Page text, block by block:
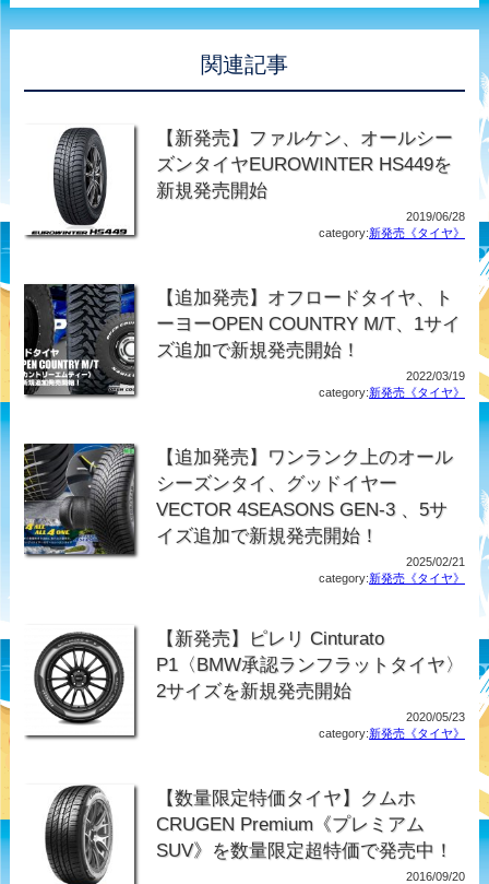
関連記事
【新発売】ファルケン、オールシー
ズンタイヤEUROWINTER HS449を
新規発売開始
2019/06/28
category:新発売《タイヤ》
【追加発売】オフロードタイヤ、ト
ーヨーOPEN COUNTRY M/T、1サイ
ズ追加で新規発売開始！
2022/03/19
category:新発売《タイヤ》
【追加発売】ワンランク上のオール
シーズンタイ、グッドイヤー
VECTOR 4SEASONS GEN-3 、5サ
イズ追加で新規発売開始！
2025/02/21
category:新発売《タイヤ》
【新発売】ピレリ Cinturato
P1〈BMW承認ランフラットタイヤ〉
2サイズを新規発売開始
2020/05/23
category:新発売《タイヤ》
【数量限定特価タイヤ】クムホ
CRUGEN Premium《プレミアム
SUV》を数量限定超特価で発売中！
2016/09/20